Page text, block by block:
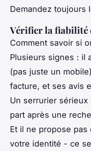
Demandez toujours
Vérifier la fiabilité
Comment savoir si
Plusieurs signes : il
(pas juste un
facture, et ses avis
Un serrurier
part après une
Et il ne propose pas
votre identité - ce